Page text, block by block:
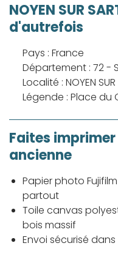
NOYEN SUR
d'autrefois
Pays : France
Département : 72 -
Localité : NOYEN SUR
Légende : Place du
Faites
ancienne
Papier photo
partout
Toile canvas
bois massif
Envoi sécurisé